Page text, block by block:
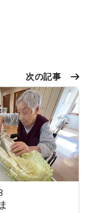
次の記事